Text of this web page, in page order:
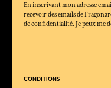
En inscrivant mon adresse
recevoir des emails de
de confidentialité. Je peux me
CONDITIONS